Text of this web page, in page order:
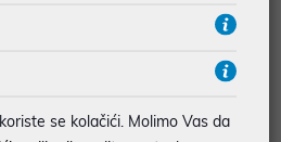
se kolačići. Molimo Vas da